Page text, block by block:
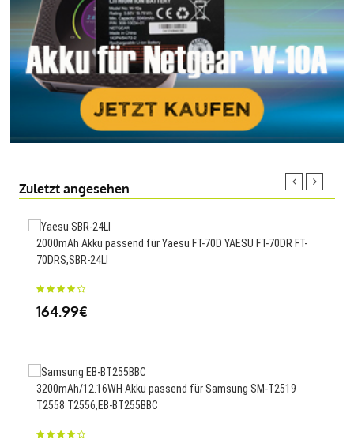
Zuletzt angesehen
2000mAh Akku passend für Yaesu FT-70D YAESU FT-70DR FT-
70DRS,SBR-24LI
164.99€
3200mAh/12.16WH Akku passend für Samsung SM-T2519
T2558 T2556,EB-BT255BBC